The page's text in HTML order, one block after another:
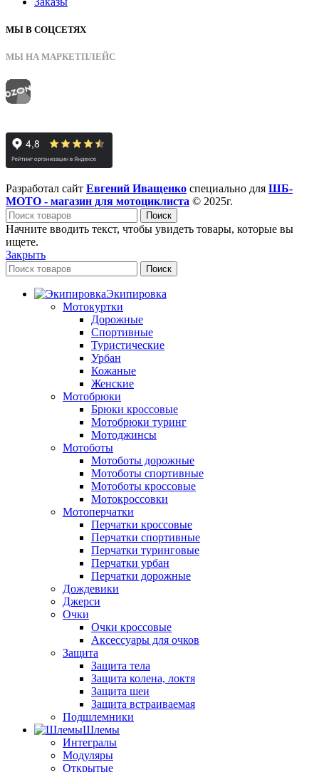
МЫ В СОЦСЕТЯХ
МЫ НА МАРКЕТПЛЕЙС
Разработал сайт Евгений Иващенко специально для ШБ-
МОТО - магазин для мотоциклиста © 2025г.
Поиск
Начните вводить текст, чтобы увидеть товары, которые вы
ищете.
Закрыть
Поиск
Экипировка
Мотокуртки
Дорожные
Спортивные
Туристические
Урбан
Кожаные
Женские
Мотобрюки
Брюки кроссовые
Мотобрюки туринг
Мотоджинсы
Мотоботы
Мотоботы дорожные
Мотоботы спортивные
Мотоботы кроссовые
Мотокроссовки
Мотоперчатки
Перчатки кроссовые
Перчатки спортивные
Перчатки туринговые
Перчатки урбан
Перчатки дорожные
Дождевики
Джерси
Очки
Очки кроссовые
Аксессуары для очков
Защита
Защита тела
Защита колена, локтя
Защита шеи
Защита встраиваемая
Подшлемники
Шлемы
Интегралы
Модуляры
Открытые